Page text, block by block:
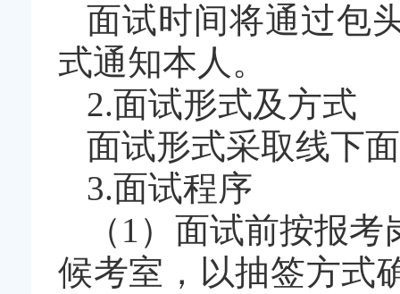
面试时间将通过包
式通知本人。
2.面试形式及方式
面试形式采取线下
3.面试程序
（1）面试前按报
候考室，以抽签方式